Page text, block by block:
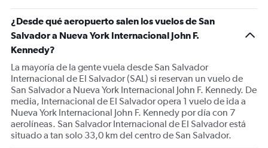
¿Desde qué aeropuerto salen los vuelos de San
Salvador a Nueva York Internacional John F.
Kennedy?
La mayoría de la gente vuela desde San Salvador
Internacional de El Salvador (SAL) si reservan un vuelo de
San Salvador a Nueva York Internacional John F. Kennedy. De
media, Internacional de El Salvador opera 1 vuelo de ida a
Nueva York Internacional John F. Kennedy por día con 7
aerolíneas. San Salvador Internacional de El Salvador está
situado a tan solo 33,0 km del centro de San Salvador.